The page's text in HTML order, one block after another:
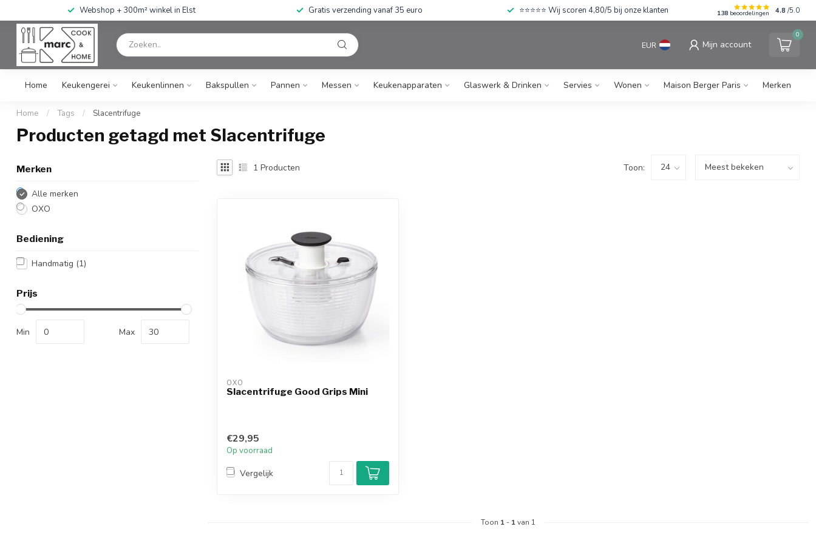
Webshop + 300m² winkel in Elst Gratis verzending vanaf 35 euro ⭐⭐⭐⭐⭐ Wij scoren 4,80/5 bij onze klanten 138 beoordelingen 4.8 /5.0
EUR Mijn account
0
Home Keukengerei Keukenlinnen Bakspullen Pannen Messen Keukenapparaten Glaswerk & Drinken Servies Wonen Maison Berger Paris Merken
Home / Tags / Slacentrifuge
Producten getagd met Slacentrifuge
Merken
Alle merken
OXO
Bediening
Handmatig (1)
Prijs
Min Max
1 Producten Toon:
OXO
Slacentrifuge Good Grips Mini
€29,95
Op voorraad
Vergelijk
Toon 1 - 1van 1